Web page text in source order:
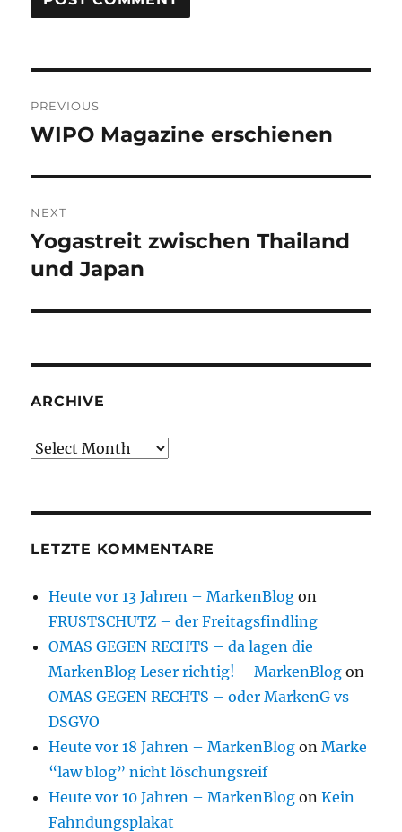
navigation
PREVIOUS
Previous
WIPO Magazine erschienen
NEXT
Next
post:
Yogastreit zwischen Thailand
und Japan
ARCHIVE
Archive
LETZTE KOMMENTARE
Heute vor 13 Jahren – MarkenBlog on
FRUSTSCHUTZ – der Freitagsfindling
OMAS GEGEN RECHTS – da lagen die
MarkenBlog Leser richtig! – MarkenBlog on
OMAS GEGEN RECHTS – oder MarkenG vs
DSGVO
Heute vor 18 Jahren – MarkenBlog onMarke
“law blog” nicht löschungsreif
Heute vor 10 Jahren – MarkenBlog onKein
Fahndungsplakat